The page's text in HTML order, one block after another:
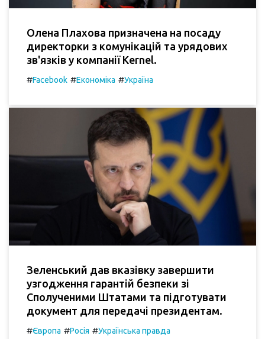
Олена Плахова призначена на посаду
директорки з комунікацій та урядових
зв'язків у компанії Kernel.
#Facebook #Економіка #Україна
Зеленський дав вказівку завершити
узгодження гарантій безпеки зі
Сполученими Штатами та підготувати
документ для передачі президентам.
#Європа #Росія #Українська правда